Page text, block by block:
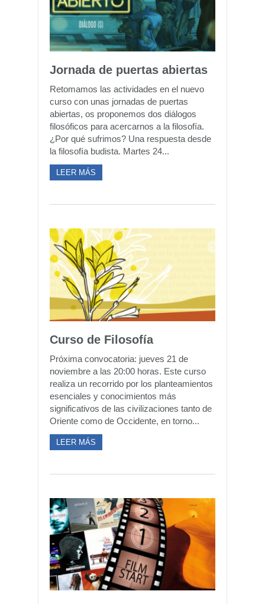
Jornada de puertas abiertas
Retomamos las actividades en el nuevo
curso con unas jornadas de puertas
abiertas, os proponemos dos diálogos
filosóficos para acercarnos a la filosofía.
¿Por qué sufrimos? Una respuesta desde
la filosofía budista. Martes 24...
LEER MÁS
Curso de Filosofía
Próxima convocatoria: jueves 21 de
noviembre a las 20:00 horas. Este curso
realiza un recorrido por los planteamientos
esenciales y conocimientos más
significativos de las civilizaciones tanto de
Oriente como de Occidente, en torno...
LEER MÁS